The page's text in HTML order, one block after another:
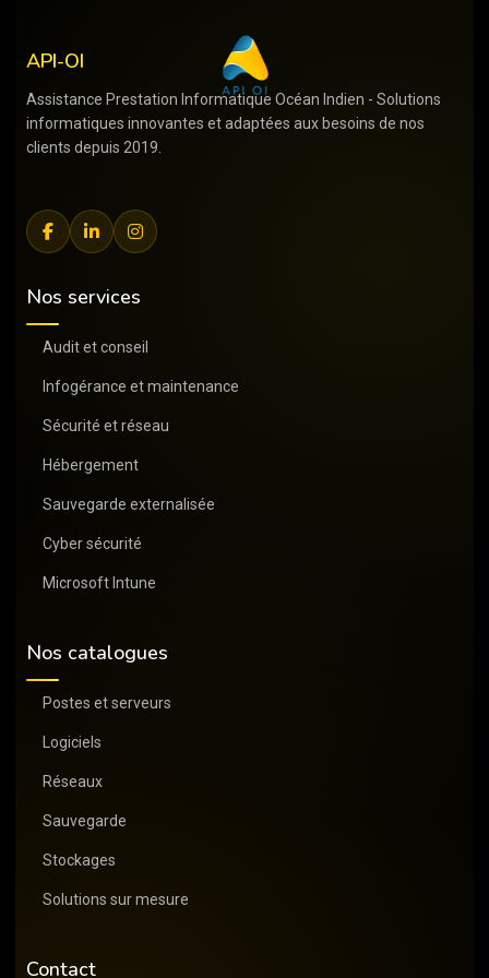
main
content
API-OI
Assistance Prestation Informatique Océan Indien - Solutions
informatiques innovantes et adaptées aux besoins de nos
clients depuis 2019.
Nos services
Audit et conseil
Infogérance et maintenance
Sécurité et réseau
Hébergement
Sauvegarde externalisée
Cyber sécurité
Microsoft Intune
Nos catalogues
Postes et serveurs
Logiciels
Réseaux
Sauvegarde
Stockages
Solutions sur mesure
Contact